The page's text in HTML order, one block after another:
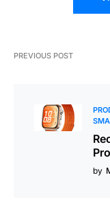
PREVIOUS POST
Pro
by